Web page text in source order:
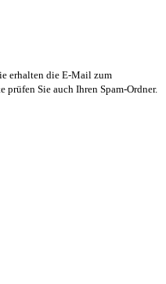
erhalten die E-Mail zum
Sie auch Ihren Spam-Ordner.